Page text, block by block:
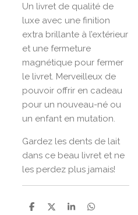
Un livret de qualité de
luxe avec une finition
extra brillante à l’extérieur
et une fermeture
magnétique pour fermer
le livret. Merveilleux de
pouvoir offrir en cadeau
pour un nouveau-né ou
un enfant en mutation.
Gardez les dents de lait
dans ce beau livret et ne
les perdez plus jamais!
D
D
S
D